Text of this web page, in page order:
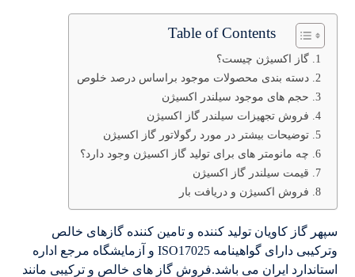
Table of Contents
گاز اکسیژن چیست؟
دسته بندی محصولات موجود براساس درصد خلوص
حجم های موجود سیلندر اکسیژن
فروش تجهیزات سیلندر گاز اکسیژن
توضیحات بیشتر در مورد رگولاتور گاز اکسیژن
چه مانومتر های برای تولید گاز اکسیژن وجود دارد؟
قیمت سیلندر گاز اکسیژن
فروش اکسیژن و دریافت بار
سپهر گاز کاویان تولید کننده و تامین کننده گازهای خالص
وترکیبی دارای گواهینامه ISO17025 و آزمایشگاه مرجع اداره
استاندارد ایران می باشد.فروش گاز های خالص و ترکیبی مانند